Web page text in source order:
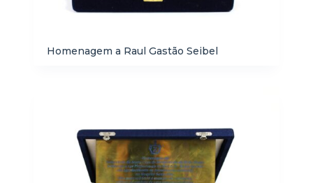
Homenagem a Raul Gastão Seibel